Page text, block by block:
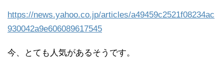
https://news.yahoo.co.jp/articles/a49459c2521f08234ac
930042a9e606089617545
今、とても人気があるそうです。